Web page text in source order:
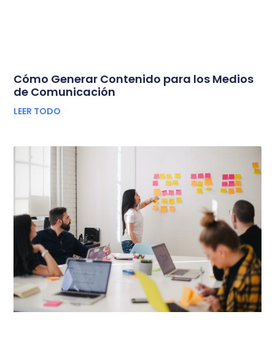
Cómo Generar Contenido para los Medios
de Comunicación
LEER TODO